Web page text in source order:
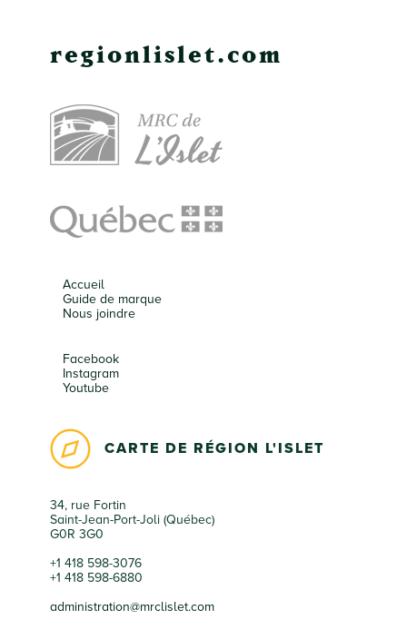
regionlislet.com
Accueil
Guide de marque
Nous joindre
Facebook
Instagram
Youtube
CARTE DE RÉGION L'ISLET
34, rue Fortin
Saint-Jean-Port-Joli (Québec)
G0R 3G0
+1 418 598-3076
+1 418 598-6880
administration@mrclislet.com